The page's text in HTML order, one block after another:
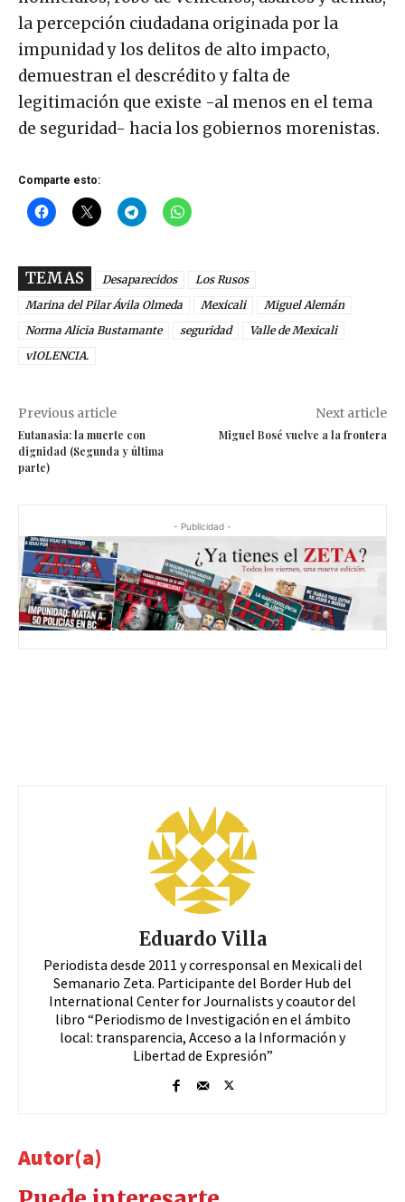
la percepción ciudadana originada por la
impunidad y los delitos de alto impacto,
demuestran el descrédito y falta de
legitimación que existe -al menos en el tema
de seguridad- hacia los gobiernos morenistas.
Comparte esto:
TEMAS Desaparecidos
Los Rusos
Marina del Pilar Ávila Olmeda
Mexicali
Miguel Alemán
Norma Alicia Bustamante
seguridad
Valle de Mexicali
vIOLENCIA.
Previous article
Eutanasia: la muerte con
dignidad (Segunda y última
parte)
Next article
Miguel Bosé vuelve a la frontera
- Publicidad -
Eduardo Villa
Periodista desde 2011 y corresponsal en Mexicali del
Semanario Zeta. Participante del Border Hub del
International Center for Journalists y coautor del
libro “Periodismo de Investigación en el ámbito
local: transparencia, Acceso a la Información y
Libertad de Expresión”
Autor(a)